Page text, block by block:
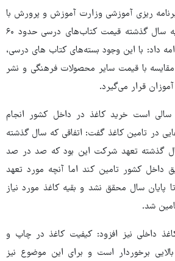
ریزی آموزشی وزارت آموزش و پرورش با
بیان اینکه امسال نسبت به سال گذشته قیمت کتاب‌های درسی حدود ۶۰
داد: با این وجود بسته‌های کتاب های درسی،
مقایسه با قیمت سایر محصولات فرهنگی و نشر
قرار می‌گیرد.
سالی است خرید کاغذ در داخل کشور انجام
در تامین کاغذ گفت: اتفاقی که سال گذشته
سال گذشته تعهد شرکت این بود که صد در صد
داخل کشور تامین کند اما آنچه مورد تعهد
پایان سال محقق نشد و بقیه کاغذ مورد نیاز
شد.
داخلی نیز افزود: کیفیت کاغذ در چاپ و
برخوردار است و برای این موضوع نیز